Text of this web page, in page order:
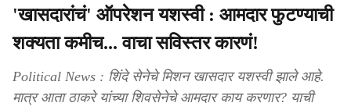
'खासदारांचं' ऑपरेशन यशस्वी : आमदार फुटण्याची
शक्यता कमीच... वाचा सविस्तर कारणं!
Political News : शिंदे सेनेचे मिशन खासदार यशस्वी झाले आहे.
मात्र आता ठाकरे यांच्या शिवसेनेचे आमदार काय करणार? याची